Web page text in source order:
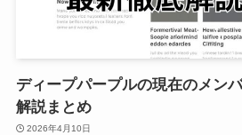
ディープパープルの現在のメン
解説まとめ
2026年4月10日